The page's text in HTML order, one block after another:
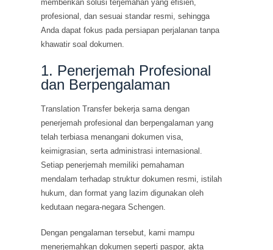
memberikan solusi terjemahan yang efisien,
profesional, dan sesuai standar resmi, sehingga
Anda dapat fokus pada persiapan perjalanan tanpa
khawatir soal dokumen.
1. Penerjemah Profesional
dan Berpengalaman
Translation Transfer bekerja sama dengan
penerjemah profesional dan berpengalaman yang
telah terbiasa menangani dokumen visa,
keimigrasian, serta administrasi internasional.
Setiap penerjemah memiliki pemahaman
mendalam terhadap struktur dokumen resmi, istilah
hukum, dan format yang lazim digunakan oleh
kedutaan negara-negara Schengen.
Dengan pengalaman tersebut, kami mampu
menerjemahkan dokumen seperti paspor, akta